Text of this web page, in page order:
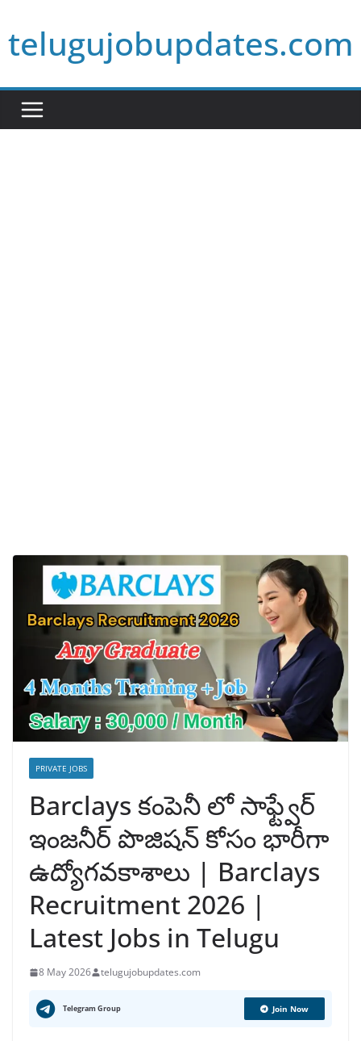
to
content
telugujobupdates.com
PRIVATE JOBS
Barclays కంపెనీ లో సాఫ్ట్వేర్
ఇంజనీర్ పొజిషన్ కోసం భారీగా
ఉద్యోగవకాశాలు | Barclays
Recruitment 2026 |
Latest Jobs in Telugu
8 May 2026 telugujobupdates.com
Telegram Group Join Now